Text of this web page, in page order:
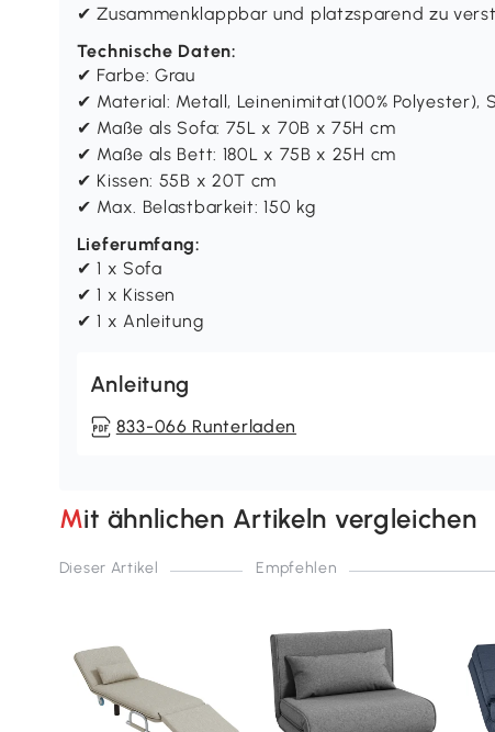
✔ Zusammenklappbar und platzsparend zu
Technische Daten:
✔ Farbe: Grau
✔ Material: Metall, Leinenimitat(100% Polyester),
✔ Maße als Sofa: 75L x 70B x 75H cm
✔ Maße als Bett: 180L x 75B x 25H cm
✔ Kissen: 55B x 20T cm
✔ Max. Belastbarkeit: 150 kg
Lieferumfang:
✔ 1 x Sofa
✔ 1 x Kissen
✔ 1 x Anleitung
Anleitung
833-066 Runterladen
Mit ähnlichen Artikeln vergleichen
Dieser Artikel Empfehlen